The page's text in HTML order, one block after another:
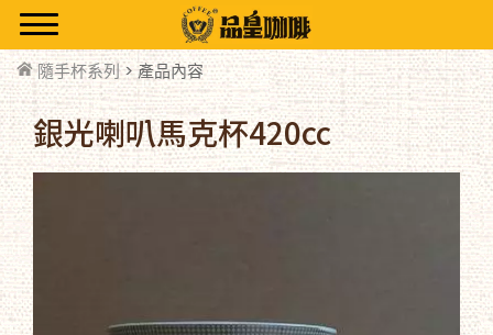
隨手杯系列> 產品內容
銀光喇叭馬克杯420cc